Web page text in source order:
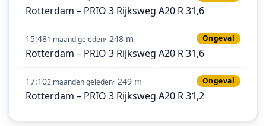
Rotterdam – PRIO 3 Rijksweg A20 R 31,6
15:481 maand geleden· 248 m Ongeval
Rotterdam – PRIO 3 Rijksweg A20 R 31,6
17:102 maanden geleden· 249 m Ongeval
Rotterdam – PRIO 3 Rijksweg A20 R 31,2